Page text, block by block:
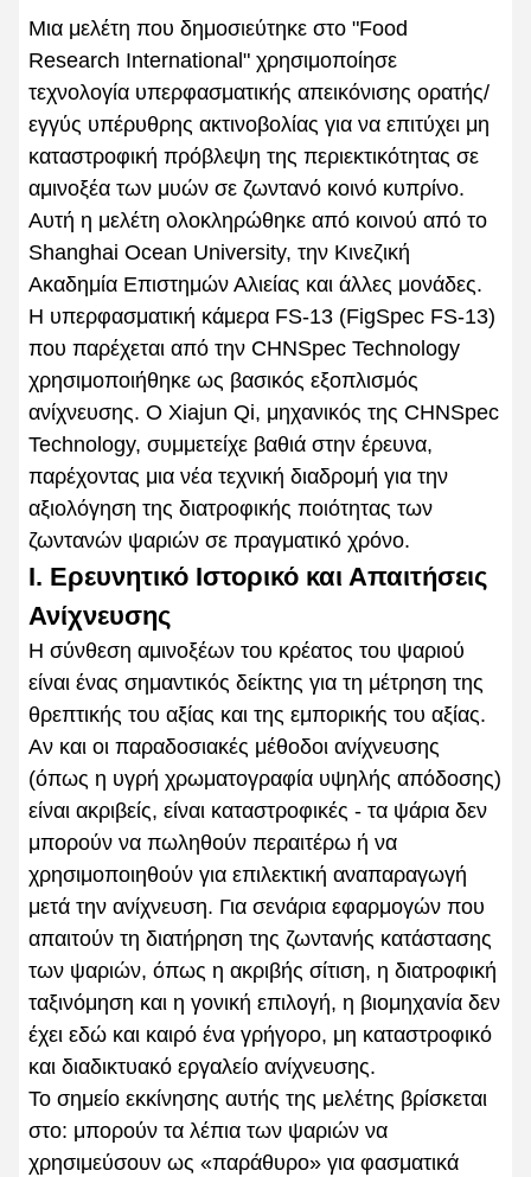
Μια μελέτη που δημοσιεύτηκε στο "Food
Research International" χρησιμοποίησε
τεχνολογία υπερφασματικής απεικόνισης ορατής/
εγγύς υπέρυθρης ακτινοβολίας για να επιτύχει μη
καταστροφική πρόβλεψη της περιεκτικότητας σε
αμινοξέα των μυών σε ζωντανό κοινό κυπρίνο.
Αυτή η μελέτη ολοκληρώθηκε από κοινού από το
Shanghai Ocean University, την Κινεζική
Ακαδημία Επιστημών Αλιείας και άλλες μονάδες.
Η υπερφασματική κάμερα FS-13 (FigSpec FS-13)
που παρέχεται από την CHNSpec Technology
χρησιμοποιήθηκε ως βασικός εξοπλισμός
ανίχνευσης. Ο Xiajun Qi, μηχανικός της CHNSpec
Technology, συμμετείχε βαθιά στην έρευνα,
παρέχοντας μια νέα τεχνική διαδρομή για την
αξιολόγηση της διατροφικής ποιότητας των
ζωντανών ψαριών σε πραγματικό χρόνο.
Ι. Ερευνητικό Ιστορικό και Απαιτήσεις
Ανίχνευσης
Η σύνθεση αμινοξέων του κρέατος του ψαριού
είναι ένας σημαντικός δείκτης για τη μέτρηση της
θρεπτικής του αξίας και της εμπορικής του αξίας.
Αν και οι παραδοσιακές μέθοδοι ανίχνευσης
(όπως η υγρή χρωματογραφία υψηλής απόδοσης)
είναι ακριβείς, είναι καταστροφικές - τα ψάρια δεν
μπορούν να πωληθούν περαιτέρω ή να
χρησιμοποιηθούν για επιλεκτική αναπαραγωγή
μετά την ανίχνευση. Για σενάρια εφαρμογών που
απαιτούν τη διατήρηση της ζωντανής κατάστασης
των ψαριών, όπως η ακριβής σίτιση, η διατροφική
ταξινόμηση και η γονική επιλογή, η βιομηχανία δεν
έχει εδώ και καιρό ένα γρήγορο, μη καταστροφικό
και διαδικτυακό εργαλείο ανίχνευσης.
Το σημείο εκκίνησης αυτής της μελέτης βρίσκεται
στο: μπορούν τα λέπια των ψαριών να
χρησιμεύσουν ως «παράθυρο» για φασματικά